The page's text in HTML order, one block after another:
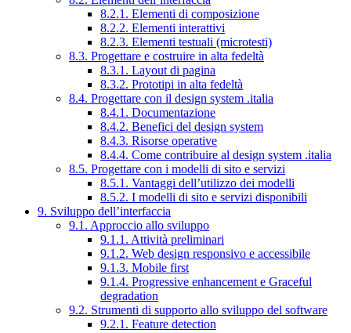
8.2.1. Elementi di composizione
8.2.2. Elementi interattivi
8.2.3. Elementi testuali (microtesti)
8.3. Progettare e costruire in alta fedeltà
8.3.1. Layout di pagina
8.3.2. Prototipi in alta fedeltà
8.4. Progettare con il design system .italia
8.4.1. Documentazione
8.4.2. Benefici del design system
8.4.3. Risorse operative
8.4.4. Come contribuire al design system .italia
8.5. Progettare con i modelli di sito e servizi
8.5.1. Vantaggi dell’utilizzo dei modelli
8.5.2. I modelli di sito e servizi disponibili
9. Sviluppo dell’interfaccia
9.1. Approccio allo sviluppo
9.1.1. Attività preliminari
9.1.2. Web design responsivo e accessibile
9.1.3. Mobile first
9.1.4. Progressive enhancement e Graceful
degradation
9.2. Strumenti di supporto allo sviluppo del software
9.2.1. Feature detection